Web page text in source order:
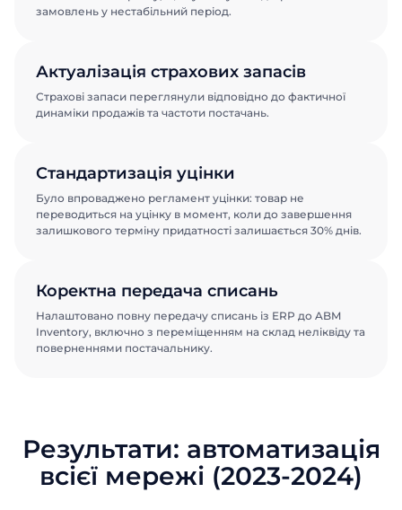
замовлень у нестабільний період.
Актуалізація страхових запасів
Страхові запаси переглянули відповідно до фактичної
динаміки продажів та частоти постачань.
Стандартизація уцінки
Було впроваджено регламент уцінки: товар не
переводиться на уцінку в момент, коли до завершення
залишкового терміну придатності залишається 30% днів.
Коректна передача списань
Налаштовано повну передачу списань із ERP до ABM
Inventory, включно з переміщенням на склад неліквіду та
поверненнями постачальнику.
Результати: автоматизація
всієї мережі (2023-2024)